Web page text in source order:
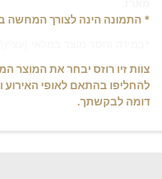
* התמונה הינה לצורך המחשה
צוות זיו רוזס יבחר את המוצר
להחליפו בהתאם לאופי האירוע
דומה לבקשתך.